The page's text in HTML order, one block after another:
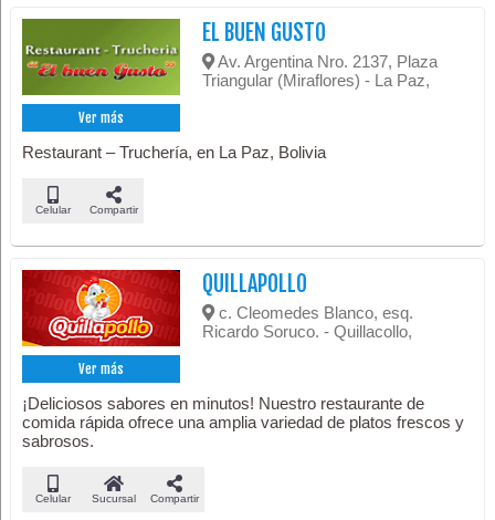
Ver más
EL BUEN GUSTO
Av. Argentina Nro. 2137, Plaza
Triangular (Miraflores) - La Paz,
Restaurant – Truchería, en La Paz, Bolivia
Celular Compartir
Ver más
QUILLAPOLLO
c. Cleomedes Blanco, esq.
Ricardo Soruco. - Quillacollo,
¡Deliciosos sabores en minutos! Nuestro restaurante de
comida rápida ofrece una amplia variedad de platos frescos y
sabrosos.
Celular Sucursal Compartir